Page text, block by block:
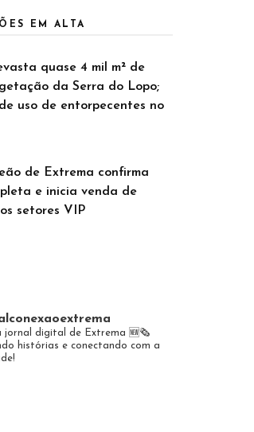
EM ALTA
quase 4 mil m² de
da Serra do Lopo;
uso de entorpecentes no
de Extrema confirma
e inicia venda de
setores VIP
jornal digital de Extrema 🆕️🗞
histórias e conectando com a